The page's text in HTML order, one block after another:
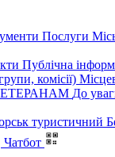
Послуги
Публічна
комісії)
До
туристичний
Чатбот